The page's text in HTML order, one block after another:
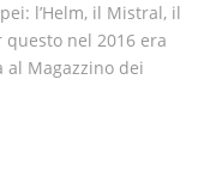
l’Helm, il Mistral, il
questo nel 2016 era
al Magazzino dei